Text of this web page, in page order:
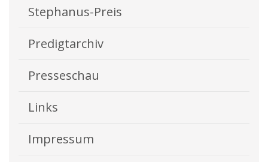
Stephanus-Preis
Predigtarchiv
Presseschau
Links
Impressum